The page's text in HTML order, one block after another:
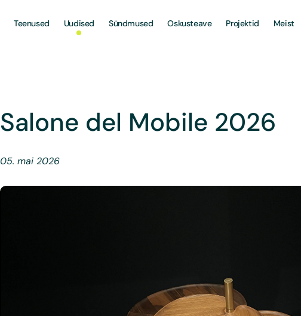
Teenused Uudised Sündmused Oskusteave Projektid Meist
Salone del Mobile 2026
05. mai 2026